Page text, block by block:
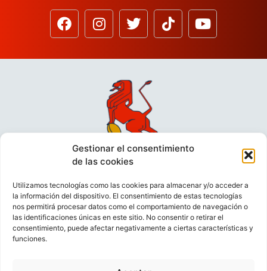
Gestionar el consentimiento
de las cookies
Utilizamos tecnologías como las cookies para almacenar y/o acceder a
la información del dispositivo. El consentimiento de estas tecnologías
nos permitirá procesar datos como el comportamiento de navegación o
las identificaciones únicas en este sitio. No consentir o retirar el
consentimiento, puede afectar negativamente a ciertas características y
funciones.
VIDEOCONFERENCIAS POLÍTICA DE PRIVACIDAD